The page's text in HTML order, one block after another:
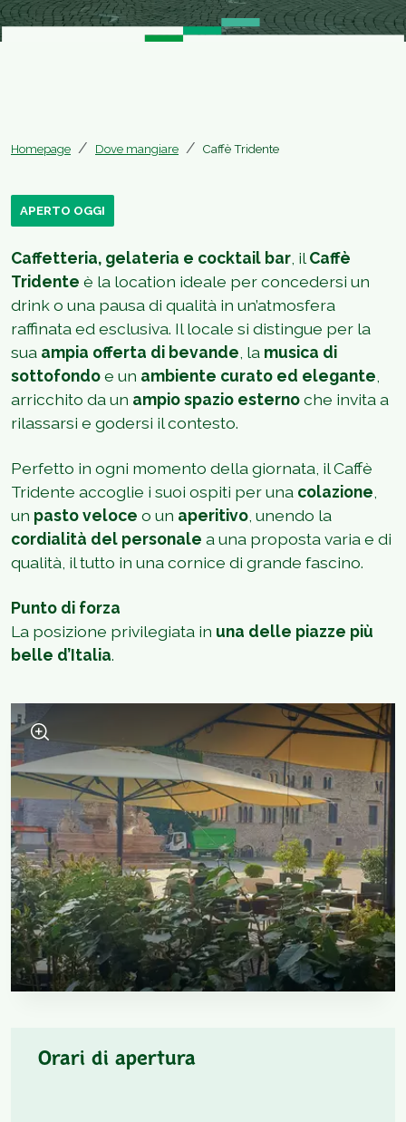
Homepage Dove mangiare Caffè Tridente
APERTO OGGI
Caffetteria, gelateria e cocktail bar , il Caffè
Tridente è la location ideale per concedersi un
drink o una pausa di qualità in un’atmosfera
raffinata ed esclusiva. Il locale si distingue per la
sua ampia offerta di bevande , la musica di
sottofondoe un ambiente curato ed elegante
arricchito da un ampio spazio esternoche invita a
rilassarsi e godersi il contesto.
Perfetto in ogni momento della giornata, il Caffè
Tridente accoglie i suoi ospiti per una colazione
un pasto veloce o un aperitivo , unendo la
cordialità del personale a una proposta varia e di
qualità, il tutto in una cornice di grande fascino.
Punto di forza
La posizione privilegiata in una delle piazze più
belle d’Italia.
Orari di apertura